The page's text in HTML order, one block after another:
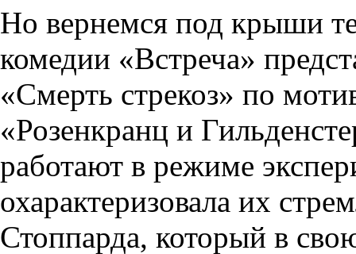
Но вернемся под крыши
комедии «Встреча»
«Смерть стрекоз» по
«Розенкранц и
работают в режиме
охарактеризовала их
Стоппарда, который в